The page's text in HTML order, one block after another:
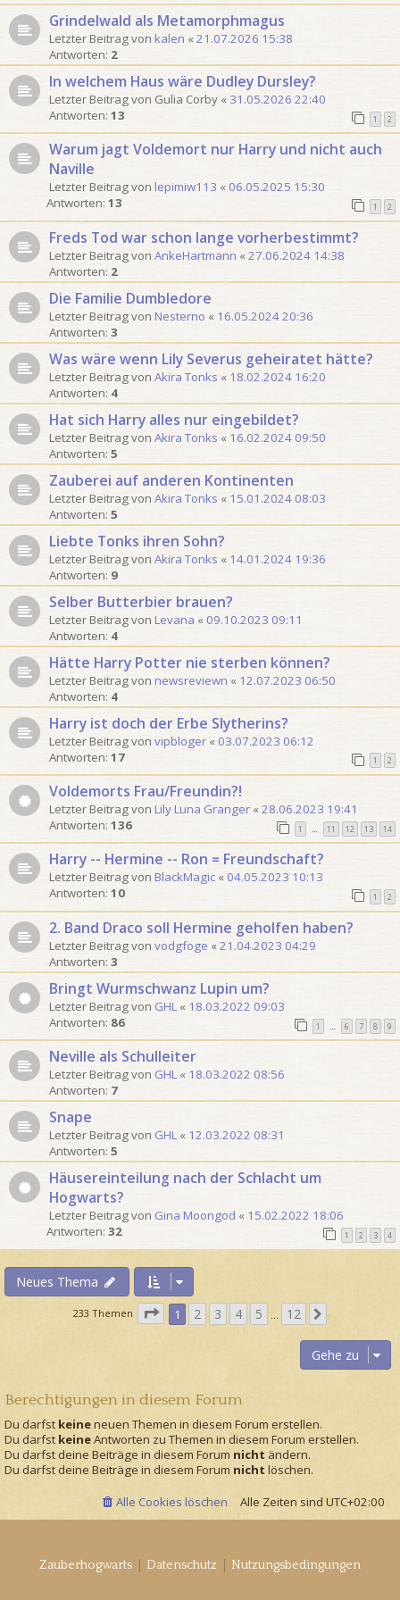
o
n
1
2
Grindelwald als Metamorphmagus
Letzter Beitrag von kalen «21.07.2026 15:38
Antworten: 2
In welchem Haus wäre Dudley Dursley?
Letzter Beitrag von Gulia Corby « 31.05.2026 22:40
Antworten: 13 1 2
Warum jagt Voldemort nur Harry und nicht auch
Naville
Letzter Beitrag von lepimiw113 « 06.05.2025 15:30
Antworten: 13 1 2
Freds Tod war schon lange vorherbestimmt?
Letzter Beitrag von AnkeHartmann «27.06.2024 14:38
Antworten: 2
Die Familie Dumbledore
Letzter Beitrag von Nesterno « 16.05.2024 20:36
Antworten: 3
Was wäre wenn Lily Severus geheiratet hätte?
Letzter Beitrag von Akira Tonks « 18.02.2024 16:20
Antworten: 4
Hat sich Harry alles nur eingebildet?
Letzter Beitrag von Akira Tonks « 16.02.2024 09:50
Antworten: 5
Zauberei auf anderen Kontinenten
Letzter Beitrag von Akira Tonks « 15.01.2024 08:03
Antworten: 5
Liebte Tonks ihren Sohn?
Letzter Beitrag von Akira Tonks « 14.01.2024 19:36
Antworten: 9
Selber Butterbier brauen?
Letzter Beitrag von Levana « 09.10.2023 09:11
Antworten: 4
Hätte Harry Potter nie sterben können?
Letzter Beitrag von newsreviewn « 12.07.2023 06:50
Antworten: 4
Harry ist doch der Erbe Slytherins?
Letzter Beitrag von vipbloger « 03.07.2023 06:12
Antworten: 17 1 2
Voldemorts Frau/Freundin?!
Letzter Beitrag von Lily Luna Granger «28.06.2023 19:41
Antworten: 136 1 … 11 12 13 14
Harry -- Hermine -- Ron = Freundschaft?
Letzter Beitrag von BlackMagic « 04.05.2023 10:13
Antworten: 10 1 2
2. Band Draco soll Hermine geholfen haben?
Letzter Beitrag von vodgfoge «21.04.2023 04:29
Antworten: 3
Bringt Wurmschwanz Lupin um?
Letzter Beitrag von GHL« 18.03.2022 09:03
Antworten: 86 1 … 6 7 8 9
Neville als Schulleiter
Letzter Beitrag von GHL « 18.03.2022 08:56
Antworten: 7
Snape
Letzter Beitrag von GHL « 12.03.2022 08:31
Antworten: 5
Häusereinteilung nach der Schlacht um
Hogwarts?
Letzter Beitrag von Gina Moongod « 15.02.2022 18:06
Antworten: 32 1 2 3 4
Neues Thema
233 Themen
1
o
n
1
1 2 3 4 5 12
c
h
Gehe zu
Berechtigungen in diesem Forum
Du darfst keineneuen Themen in diesem Forum erstellen.
Du darfst keineAntworten zu Themen in diesem Forum erstellen.
Du darfst deine Beiträge in diesem Forum nicht ändern.
Du darfst deine Beiträge in diesem Forum nicht löschen.
Alle Zeiten sind UTC+02:00
Alle Cookies löschen
Zauberhogwarts | Datenschutz | Nutzungsbedingungen